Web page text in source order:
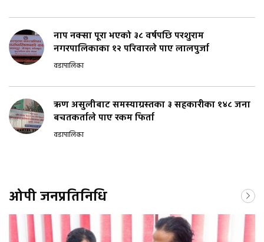
नाप नक्सा पूरा भएको ३८ वर्षपछि परशुराम
नगरपालिकाका १२ परिवारले पाए लालपुर्जा
वडापालिका
ऋण असुलीबाट समस्याग्रस्तका ३ सहकारीका १४८ जना
बचतकर्ताले पाए रकम फिर्ता
वडापालिका
ओपी जनप्रतिनिधि